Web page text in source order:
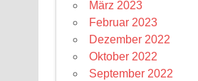
März 2023
Februar 2023
Dezember 2022
Oktober 2022
September 2022